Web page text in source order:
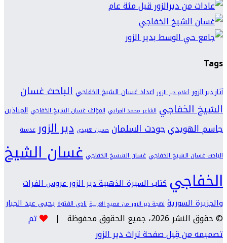
Tags
آثار دير الزور أعلام دير الزور اعداد غسان الشيخ الخفاجي الباحث غسان
الشيخ الخفاجي الشاعر محمد الفراتي المؤلف غسان الشيخ الخفاجي المياذين
جاسم الهويديجودت السلمان حسين هنيدي دير الزور عدسة
الباحث غسان الشيخ الخفاجي غسان الشسخ الخفاجي غسان الشيخ
الخفاجي كتاب السيرة الذهبية دير الزور عروس الفرات
والجزيرة السورية لهجة دير الزور من فصيح العربية نادي الفتوة يحيى عبد الجبار
© حقوق النشر 2026، جميع الحقوق محفوظة |
تم
تصميمه من قِبل صفحة تراث دير الزور